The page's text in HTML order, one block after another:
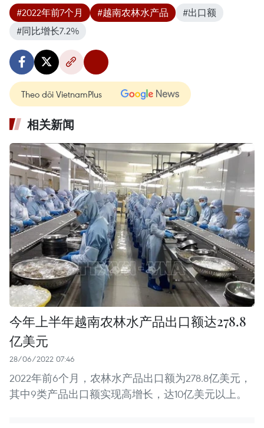
#2022年前7个月 #越南农林水产品
#出口额
#同比增长7.2%
Theo dõi VietnamPlus
相关新闻
今年上半年越南农林水产品出口额达278.8
亿美元
28/06/2022 07:46
2022年前6个月，农林水产品出口额为278.8亿美元，
其中9类产品出口额实现高增长，达10亿美元以上。